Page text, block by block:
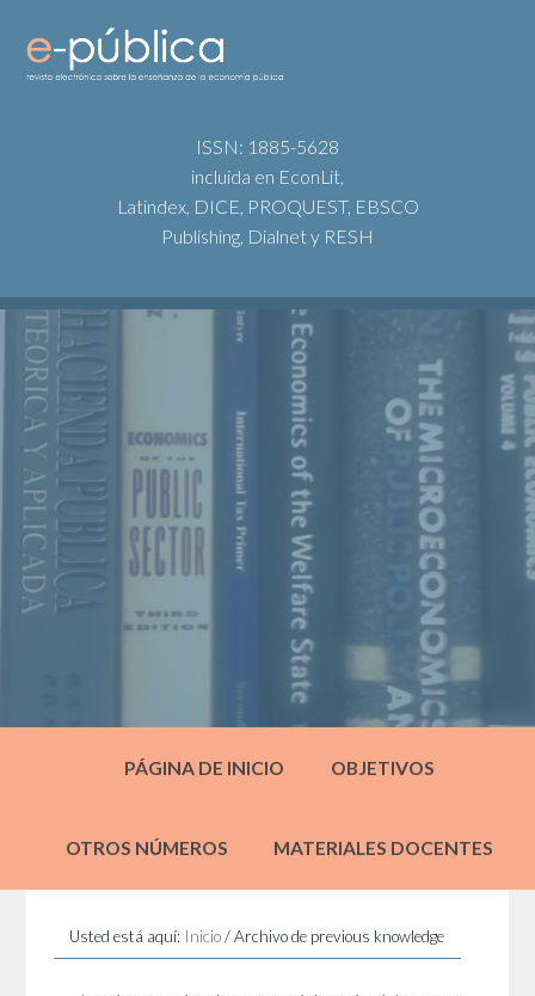
ISSN: 1885-5628
incluida en EconLit,
Latindex, DICE, PROQUEST, EBSCO
Publishing, Dialnet y RESH
PÁGINA DE INICIO OBJETIVOS
OTROS NÚMEROS MATERIALES DOCENTES
Usted está aquí: Inicio /Archivo de previous knowledge